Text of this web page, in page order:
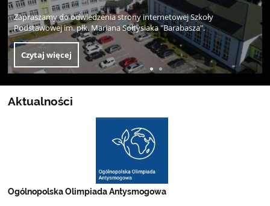
Zapraszamy do odwiedzenia naszej strony, na której znajdują się
informacje dotyczące Przedszkola w Daleszycach oraz Punktów
Przedszkolnych w Cisowie i Widełkach.
Czytaj więcej
Aktualności
Ogólnopolska Olimpiada Antysmogowa